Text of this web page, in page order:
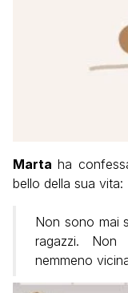
Marta ha
bello della sua vita:
Non sono mai
ragazzi.
nemmeno